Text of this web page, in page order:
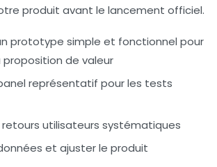
produit avant le lancement officiel.
prototype simple et fonctionnel pour
de valeur
représentatif pour les tests
retours utilisateurs systématiques
et ajuster le produit